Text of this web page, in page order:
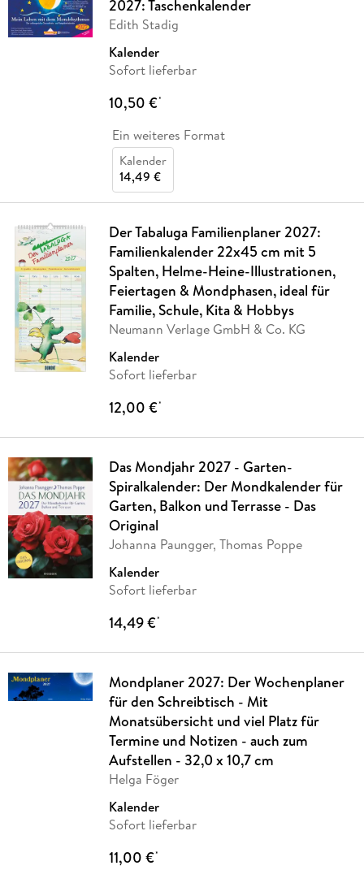
2027: Taschenkalender
Edith Stadig
Kalender
Sofort lieferbar
10,50 €*
Ein weiteres Format
Kalender
14,49 €
Der Tabaluga Familienplaner 2027:
Familienkalender 22x45 cm mit 5
Spalten, Helme-Heine-Illustrationen,
Feiertagen & Mondphasen, ideal für
Familie, Schule, Kita & Hobbys
Neumann Verlage GmbH & Co. KG
Kalender
Sofort lieferbar
12,00 €*
Das Mondjahr 2027 - Garten-
Spiralkalender: Der Mondkalender für
Garten, Balkon und Terrasse - Das
Original
Johanna Paungger, Thomas Poppe
Kalender
Sofort lieferbar
14,49 €*
Mondplaner 2027: Der Wochenplaner
für den Schreibtisch - Mit
Monatsübersicht und viel Platz für
Termine und Notizen - auch zum
Aufstellen - 32,0 x 10,7 cm
Helga Föger
Kalender
Sofort lieferbar
11,00 €*